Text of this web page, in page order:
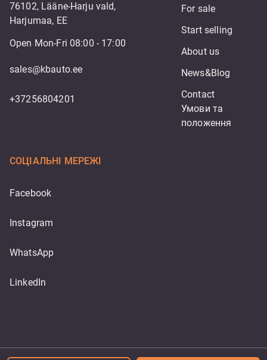
76102, Lääne-Harju vald,
Harjumaa, EE
Open Mon-Fri 08:00 - 17:00
sales@kbauto.ee
+37256804201
For sale
Start selling
About us
News&Blog
Contact
Умови та
положення
СОЦІАЛЬНІ МЕРЕЖІ
Facebook
Instagram
WhatsApp
LinkedIn